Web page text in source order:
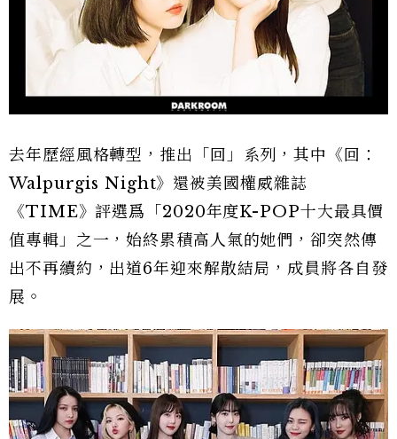
去年歷經風格轉型，推出「回」系列，其中《回：
Walpurgis Night》還被美國權威雜誌
《TIME》評選爲「2020年度K-POP十大最具價
值專輯」之一，始終累積高人氣的她們，卻突然傳
出不再續約，出道6年迎來解散結局，成員將各自發
展。